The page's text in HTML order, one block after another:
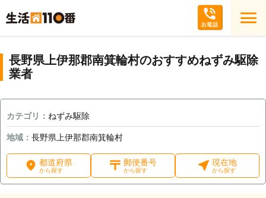
長野県上伊那郡南箕輪村のおすすめねずみ駆除
業者
カテゴリ： ねずみ駆除
地域： 長野県上伊那郡南箕輪村
都道府県
から探す
郵便番号
から探す
現在地
から探す